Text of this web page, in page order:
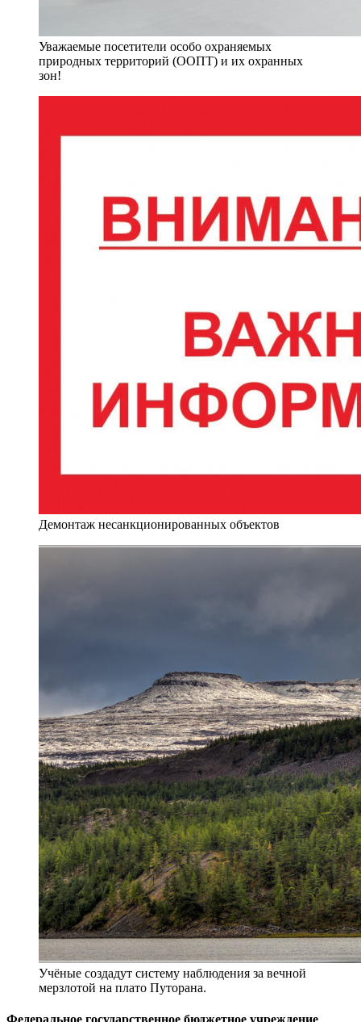
зон!
Учёные создадут систему наблюдения за вечной
мерзлотой на плато Путорана.
Федеральное государственное бюджетное учреждение